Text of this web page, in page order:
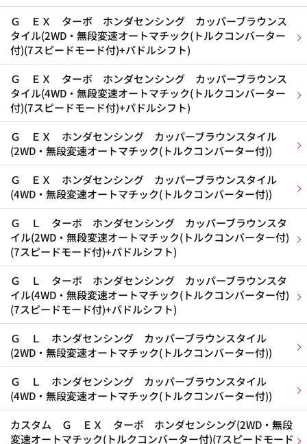
Ｇ ＥＸ ターボ ホンダセンシング カッパーブラウンス
タイル(2WD・無段変速オートマチック(トルクコンバーター
付)(7スピードモード付)+パドルシフト)
Ｇ ＥＸ ターボ ホンダセンシング カッパーブラウンス
タイル(4WD・無段変速オートマチック(トルクコンバーター
付)(7スピードモード付)+パドルシフト)
Ｇ ＥＸ ホンダセンシング カッパーブラウンスタイル
(2WD・無段変速オートマチック(トルクコンバーター付))
Ｇ ＥＸ ホンダセンシング カッパーブラウンスタイル
(4WD・無段変速オートマチック(トルクコンバーター付))
Ｇ Ｌ ターボ ホンダセンシング カッパーブラウンスタ
イル(2WD・無段変速オートマチック(トルクコンバーター付)
(7スピードモード付)+パドルシフト)
Ｇ Ｌ ターボ ホンダセンシング カッパーブラウンスタ
イル(4WD・無段変速オートマチック(トルクコンバーター付)
(7スピードモード付)+パドルシフト)
Ｇ Ｌ ホンダセンシング カッパーブラウンスタイル
(2WD・無段変速オートマチック(トルクコンバーター付))
Ｇ Ｌ ホンダセンシング カッパーブラウンスタイル
(4WD・無段変速オートマチック(トルクコンバーター付))
カスタム Ｇ ＥＸ ターボ ホンダセンシング(2WD・無段
変速オートマチック(トルクコンバーター付)(7スピードモード